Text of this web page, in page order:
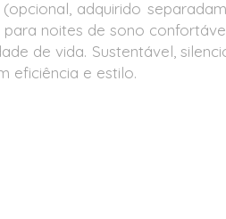
adquirido
noites de sono
de vida. Sustentável,
eficiência e estilo.